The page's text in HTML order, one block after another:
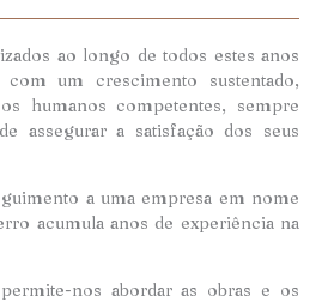
ao longo de todos estes anos
um crescimento sustentado,
humanos competentes, sempre
assegurar a satisfação dos seus
a uma empresa em nome
acumula anos de experiência na
nos abordar as obras e os